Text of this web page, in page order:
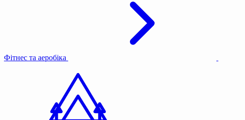
Фітнес та аеробіка